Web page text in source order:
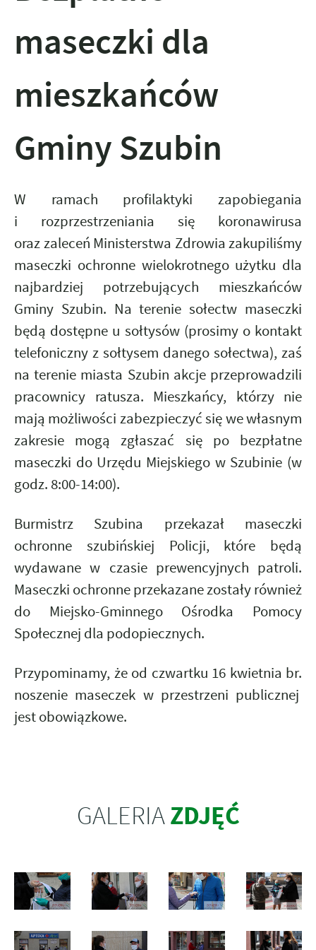
maseczki dla
mieszkańców
Gminy Szubin
W ramach profilaktyki zapobiegania
i rozprzestrzeniania się koronawirusa
oraz zaleceń Ministerstwa Zdrowia zakupiliśmy
maseczki ochronne wielokrotnego użytku dla
najbardziej potrzebujących mieszkańców
Gminy Szubin. Na terenie sołectw maseczki
będą dostępne u sołtysów (prosimy o kontakt
telefoniczny z sołtysem danego sołectwa), zaś
na terenie miasta Szubin akcje przeprowadzili
pracownicy ratusza. Mieszkańcy, którzy nie
mają możliwości zabezpieczyć się we własnym
zakresie mogą zgłaszać się po bezpłatne
maseczki do Urzędu Miejskiego w Szubinie (w
godz. 8:00-14:00).
Burmistrz Szubina przekazał maseczki
ochronne szubińskiej Policji, które będą
wydawane w czasie prewencyjnych patroli.
Maseczki ochronne przekazane zostały również
do Miejsko-Gminnego Ośrodka Pomocy
Społecznej dla podopiecznych.
Przypominamy, że od czwartku 16 kwietnia br.
noszenie maseczek w przestrzeni publicznej
jest obowiązkowe.
GALERIAZDJĘĆ